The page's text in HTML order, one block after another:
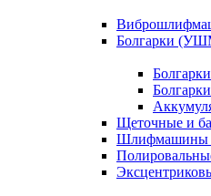
Болгарки
Щеточные и
Шлифмашины